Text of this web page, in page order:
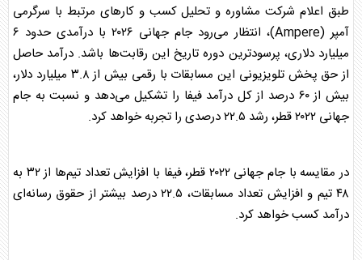
طبق اعلام شرکت مشاوره و تحلیل کسب و کارهای مرتبط با سرگرمی
آمپر (Ampere)، انتظار می‌رود جام جهانی ۲۰۲۶ با درآمدی حدود ۶
میلیارد دلاری، پرسودترین دوره تاریخ این رقابت‌ها باشد. درآمد حاصل
از حق پخش تلویزیونی این مسابقات با رقمی بیش از ۳.۸ میلیارد دلار،
بیش از ۶۰ درصد از کل درآمد فیفا را تشکیل می‌دهد و نسبت به جام
جهانی ۲۰۲۲ قطر، رشد ۲۲.۵ درصدی را تجربه خواهد کرد.
در مقایسه با جام جهانی ۲۰۲۲ قطر، فیفا با افزایش تعداد تیم‌ها از ۳۲ به
۴۸ تیم و افزایش تعداد مسابقات، ۲۲.۵ درصد بیشتر از حقوق رسانه‌ای
درآمد کسب خواهد کرد.